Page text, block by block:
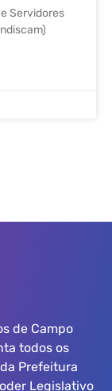
Servidores
de Campo
todos os
Prefeitura
Legislativo